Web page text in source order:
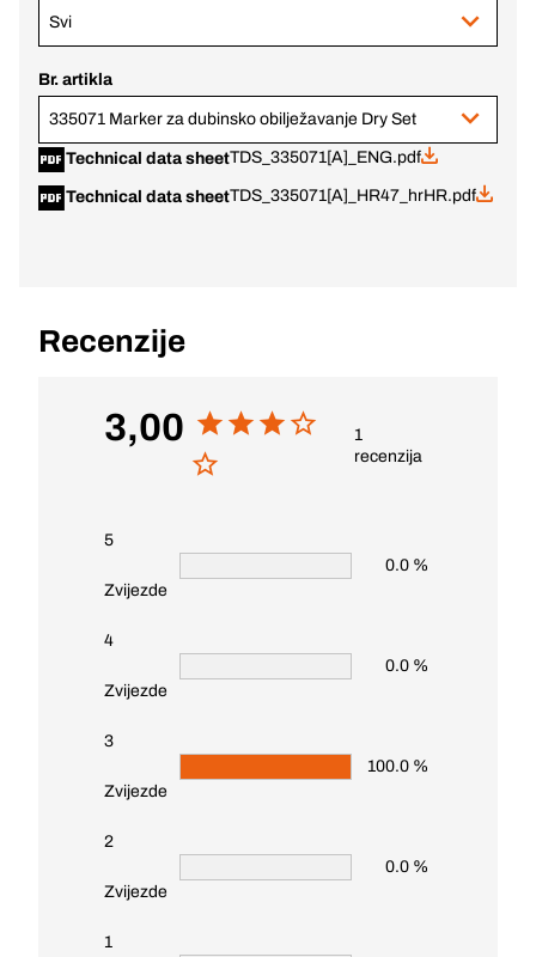
Svi
Br. artikla
335071 Marker za dubinsko obilježavanje Dry Set
Technical data sheetTDS_335071[A]_ENG.pdf
Technical data sheetTDS_335071[A]_HR47_hrHR.pdf
Recenzije
3,00
1
recenzija
5
Zvijezde
0.0 %
4
Zvijezde
0.0 %
3
Zvijezde
100.0 %
2
Zvijezde
0.0 %
1